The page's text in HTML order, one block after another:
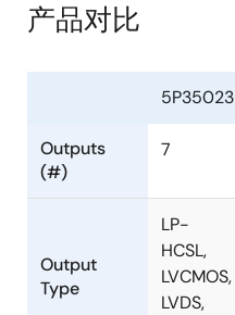
产品对比
5P35023
Outputs
(#)
7
Output
Type
LP-
HCSL,
LVCMOS,
LVDS,